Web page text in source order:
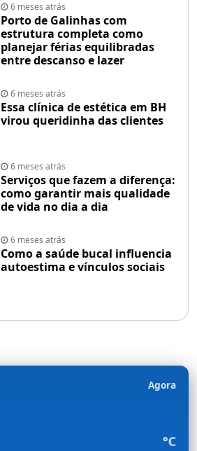
6 meses atrás
Porto de Galinhas com
estrutura completa como
planejar férias equilibradas
entre descanso e lazer
6 meses atrás
Essa clínica de estética em BH
virou queridinha das clientes
6 meses atrás
Serviços que fazem a diferença:
como garantir mais qualidade
de vida no dia a dia
6 meses atrás
Como a saúde bucal influencia
autoestima e vínculos sociais
Agora
°C